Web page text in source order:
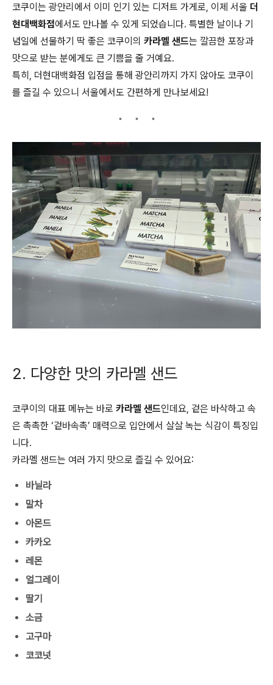
코쿠이는 광안리에서 이미 인기 있는 디저트 가게로, 이제 서울 더
현대백화점에서도 만나볼 수 있게 되었습니다. 특별한 날이나 기
념일에 선물하기 딱 좋은 코쿠이의 카라멜 샌드는 깔끔한 포장과
맛으로 받는 분에게도 큰 기쁨을 줄 거예요.
특히, 더현대백화점 입점을 통해 광안리까지 가지 않아도 코쿠이
를 즐길 수 있으니 서울에서도 간편하게 만나보세요!
2. 다양한 맛의 카라멜 샌드
코쿠이의 대표 메뉴는 바로 카라멜 샌드인데요, 겉은 바삭하고 속
은 촉촉한 ‘겉바속촉’ 매력으로 입안에서 살살 녹는 식감이 특징입
니다.
카라멜 샌드는 여러 가지 맛으로 즐길 수 있어요:
바닐라
말차
아몬드
카카오
레몬
얼그레이
딸기
소금
고구마
코코넛